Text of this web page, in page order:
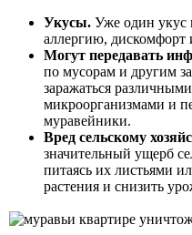
Укусы. Уже один укус
аллергию, дискомфорт
Могут передавать
по мусорам и другим
заражаться
микроорганизмами и
муравейники.
Вред сельскому
значительный ущерб
питаясь их листьями
растения и снизить